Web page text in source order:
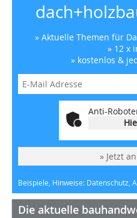
» Aktuelle Themen für
» 12 x
» kostenlos &
Anti-
» Jetzt
Beispiele, Hinweise: Datenschutz,
Die aktuelle